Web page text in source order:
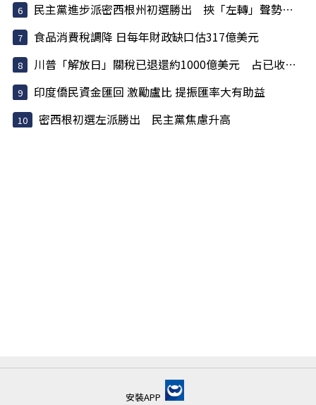
民主黨進步派密西根州初選勝出 挾「左轉」聲勢挑戰建制派
食品消費稅調降 日每年財政缺口估317億美元
川普「解放日」關稅已退還約1000億美元 占已收稅6成
印度僑民資金匯回 激勵盧比 提振匯率大有助益
密西根初選左派勝出 民主黨焦慮升高
安裝APP